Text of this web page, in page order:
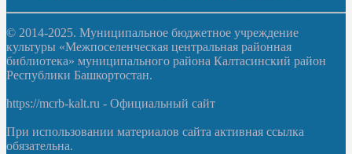
© 2014-2025. Муниципальное бюджетное учреждение
культуры «Межпоселенческая центральная районная
библиотека» муниципального района Калтасинский район
Республики Башкортостан.
https://mcrb-kalt.ru - Официальный сайт
При использовании материалов сайта активная ссылка
обязательна.